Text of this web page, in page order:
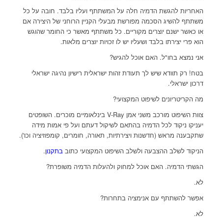
האחריות להגשת הדמיה חלה על המשתתף ועליו בלבד. חובה על כל
משתתף להשיג הסכמה מפורשת מבעלי הקניין הרוחני של היצירה אם
או כאשר ישנם יוצרים מקוריים. כל משתתף מאשר כי החומר שהוגש
הוא פרי יצירתו בלבד ושעליו יש לו זכויות יוצרים מלאות.
אני נמצא בחו"ל. האם אוכל להגיש?
בטח! רק תוודא שיש לך תעודת זהות ישראלית רישיון נהיגה ישראלי
דרכון ישראלי.
מה הקריטריונים לשיפוט המקצועי?
צוות השיפוט מורכב משני אמן V-Ray בינלאומיים מוכרים. השופטים
יעניקו ניקוד לכל הדמיה בהתאם לשיקול דעתם ועל פי אמות מידה
שתקבענה מראש (חדשנות ויצירתיות, תאורה, חומרים, קומפוזיציה וכו').
הניקוד לשלב ההצבעה ולשלב השיפוט המקצועי כתוב בתקנון.
הגשתי הדמיה. האם אוכל למחוק ולהעלות הדמיה משופרת?
לא.
אפשר להשתתף עם אנימציה בתחרות?
לא.